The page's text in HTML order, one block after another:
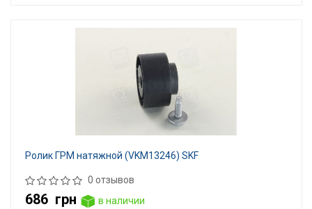
Ролик ГРМ натяжной (VKM13246) SKF
0 отзывов
686 грн
в наличии